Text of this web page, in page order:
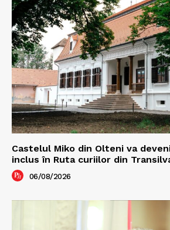
Castelul Miko din Olteni va
inclus în Ruta curiilor din
06/08/2026